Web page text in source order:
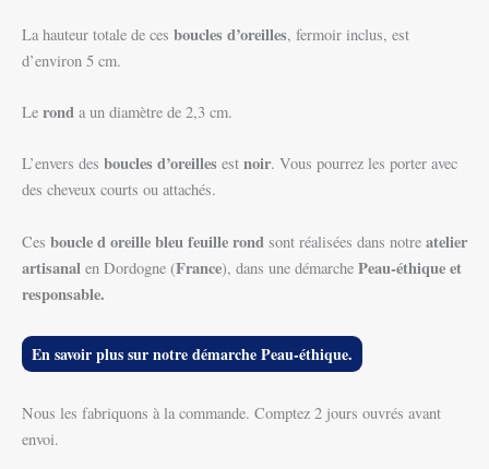
La hauteur totale de ces boucles d’oreilles, fermoir inclus, est
d’environ 5 cm.
Le rond a un diamètre de 2,3 cm.
L’envers des boucles d’oreilles est noir. Vous pourrez les porter avec
des cheveux courts ou attachés.
Ces boucle d oreille bleu feuille rond sont réalisées dans notre atelier
artisanal en Dordogne (France), dans une démarche Peau-éthique et
responsable.
En savoir plus sur notre démarche Peau-éthique.
Nous les fabriquons à la commande. Comptez 2 jours ouvrés avant
envoi.